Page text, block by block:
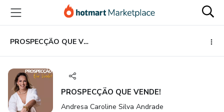
para
conteúdo
principal
para
pagamento
para
rodapé
PROSPECÇÃO QUE VENDE!
PROSPECÇÃO QUE VENDE!
Andresa Caroline Silva Andrade